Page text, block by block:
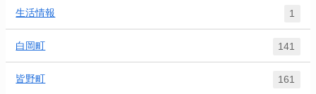
生活情報 1
白岡町 141
皆野町 161